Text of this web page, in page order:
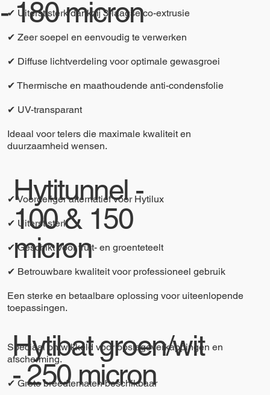
✔ Uiterst sterk dankzij 3-laagse co-extrusie
✔ Zeer soepel en eenvoudig te verwerken
✔ Diffuse lichtverdeling voor optimale gewasgroei
✔ Thermische en maathoudende anti-condensfolie
✔ UV-transparant
Ideaal voor telers die maximale kwaliteit en
duurzaamheid wensen.
✔ Voordeliger alternatief voor Hytilux
✔ Uiterst sterk
✔ Geschikt voor fruit- en groenteteelt
✔ Betrouwbare kwaliteit voor professioneel gebruik
Een sterke en betaalbare oplossing voor uiteenlopende
toepassingen.
Speciaal ontwikkeld voor opslagoverkappingen en
afscherming.
✔ Grote breedtematen beschikbaar
- 180 micron
Hytitunnel -
100 & 150
micron
Hytibat groen/wit
- 250 micron